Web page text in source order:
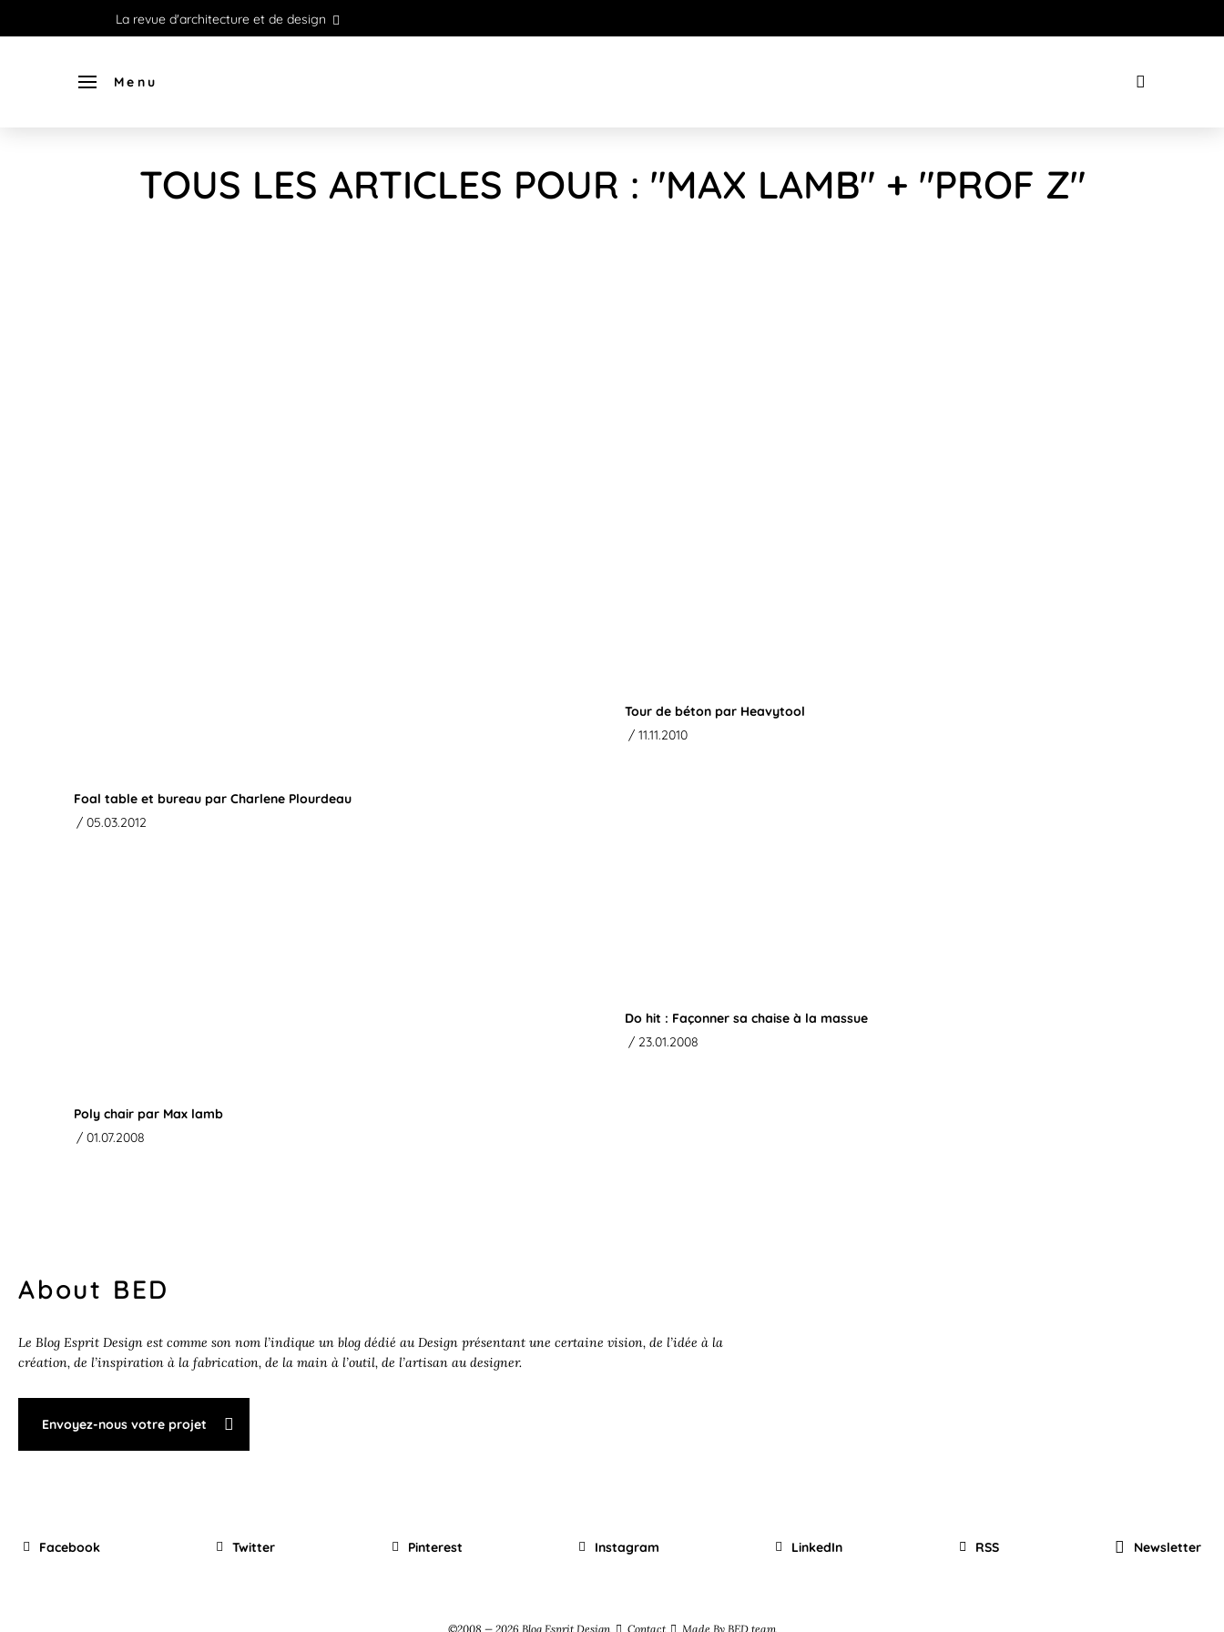
La revue d'architecture et de design
Menu
TOUS LES ARTICLES POUR : "MAX LAMB" + "PROF Z"
Foal table et bureau par Charlene Plourdeau
/ 05.03.2012
Tour de béton par Heavytool
/ 11.11.2010
Poly chair par Max lamb
/ 01.07.2008
Do hit : Façonner sa chaise à la massue
/ 23.01.2008
About BED
Le Blog Esprit Design est comme son nom l’indique un blog dédié au Design présentant une certaine vision, de l’idée à la
création, de l’inspiration à la fabrication, de la main à l’outil, de l’artisan au designer.
Envoyez-nous votre projet
Facebook Twitter Pinterest Instagram LinkedIn RSS Newsletter
©2008 — 2026 Blog Esprit Design Contact Made By BED team